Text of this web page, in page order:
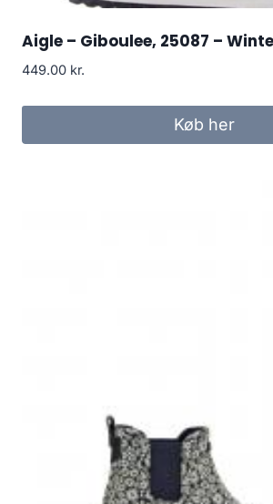
Aigle – Giboulee, 25087 –
449.00 kr.
Køb her